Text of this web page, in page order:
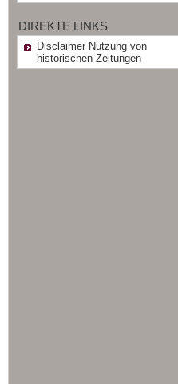
DIREKTE LINKS
Disclaimer Nutzung von
historischen Zeitungen